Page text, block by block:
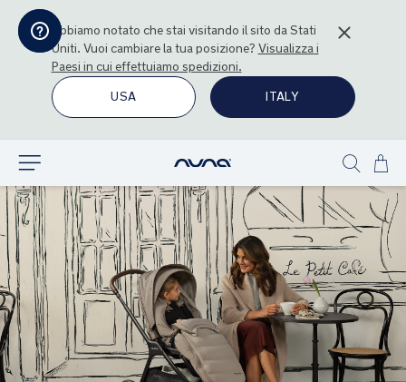
Abbiamo notato che stai visitando il sito daStati
Uniti. Vuoi cambiare la tua posizione? Visualizza i
Paesi in cui effettuiamo spedizioni.
USA
ITALY
al
Show
search